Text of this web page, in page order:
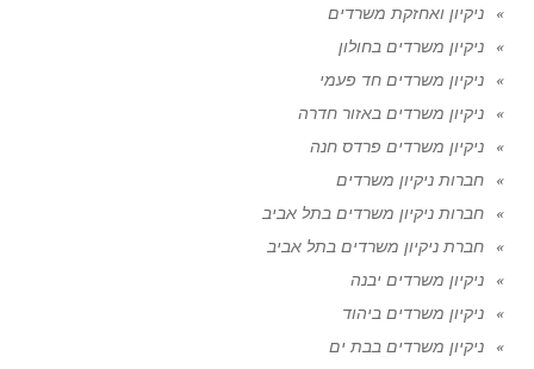
ניקיון ואחזקת משרדים
ניקיון משרדים בחולון
ניקיון משרדים חד פעמי
ניקיון משרדים באזור חדרה
ניקיון משרדים פרדס חנה
חברות ניקיון משרדים
חברות ניקיון משרדים בתל אביב
חברת ניקיון משרדים בתל אביב
ניקיון משרדים יבנה
ניקיון משרדים ביהוד
ניקיון משרדים בבת ים